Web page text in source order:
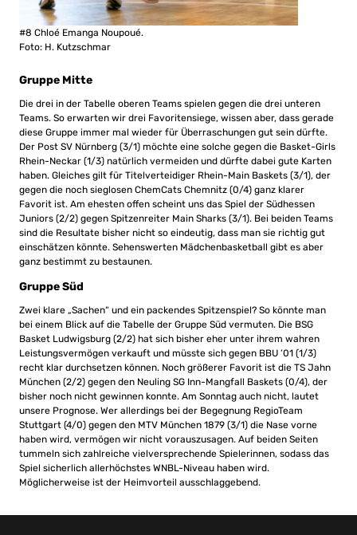
#8 Chloé Emanga Noupoué.
Foto: H. Kutzschmar
Gruppe Mitte
Die drei in der Tabelle oberen Teams spielen gegen die drei unteren
Teams. So erwarten wir drei Favoritensiege, wissen aber, dass gerade
diese Gruppe immer mal wieder für Überraschungen gut sein dürfte.
Der Post SV Nürnberg (3/1) möchte eine solche gegen die Basket-Girls
Rhein-Neckar (1/3) natürlich vermeiden und dürfte dabei gute Karten
haben. Gleiches gilt für Titelverteidiger Rhein-Main Baskets (3/1), der
gegen die noch sieglosen ChemCats Chemnitz (0/4) ganz klarer
Favorit ist. Am ehesten offen scheint uns das Spiel der Südhessen
Juniors (2/2) gegen Spitzenreiter Main Sharks (3/1). Bei beiden Teams
sind die Resultate bisher nicht so eindeutig, dass man sie richtig gut
einschätzen könnte. Sehenswerten Mädchenbasketball gibt es aber
ganz bestimmt zu bestaunen.
Gruppe Süd
Zwei klare „Sachen“ und ein packendes Spitzenspiel? So könnte man
bei einem Blick auf die Tabelle der Gruppe Süd vermuten. Die BSG
Basket Ludwigsburg (2/2) hat sich bisher eher unter ihrem wahren
Leistungsvermögen verkauft und müsste sich gegen BBU ’01 (1/3)
recht klar durchsetzen können. Noch größerer Favorit ist die TS Jahn
München (2/2) gegen den Neuling SG Inn-Mangfall Baskets (0/4), der
bisher noch nicht gewinnen konnte. Am Sonntag auch nicht, lautet
unsere Prognose. Wer allerdings bei der Begegnung RegioTeam
Stuttgart (4/0) gegen den MTV München 1879 (3/1) die Nase vorne
haben wird, vermögen wir nicht vorauszusagen. Auf beiden Seiten
tummeln sich zahlreiche vielversprechende Spielerinnen, sodass das
Spiel sicherlich allerhöchstes WNBL-Niveau haben wird.
Möglicherweise ist der Heimvorteil ausschlaggebend.